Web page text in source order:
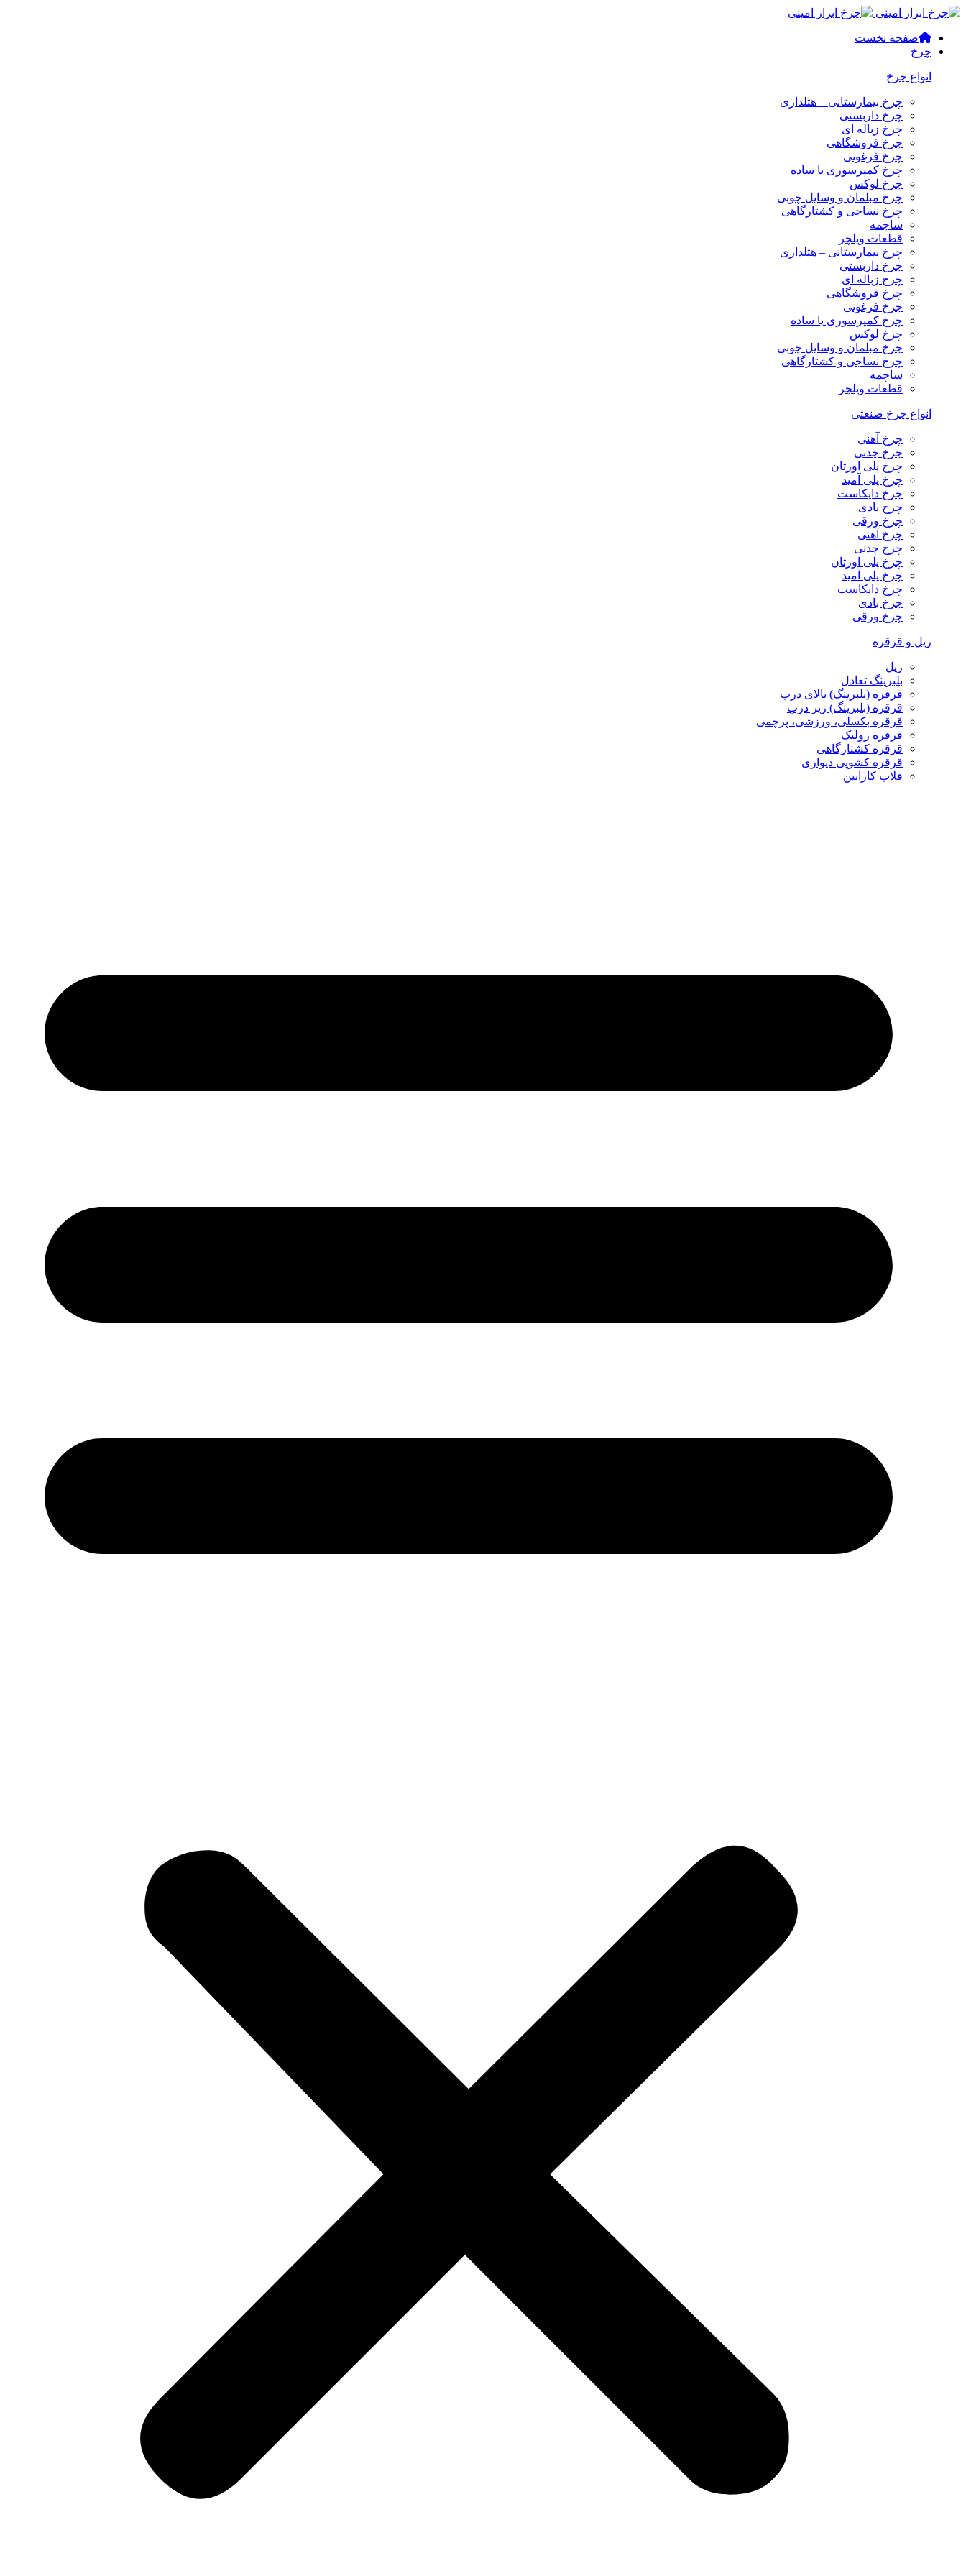
صفحه نخست
چرخ
انواع چرخ
چرخ بیمارستانی – هتلداری
چرخ داربستی
چرخ زباله ای
چرخ فروشگاهی
چرخ فرغونی
چرخ کمپرسوری یا ساده
چرخ لوکس
چرخ مبلمان و وسایل چوبی
چرخ نساجی و کشتارگاهی
ساچمه
قطعات ویلچر
چرخ بیمارستانی – هتلداری
چرخ داربستی
چرخ زباله ای
چرخ فروشگاهی
چرخ فرغونی
چرخ کمپرسوری یا ساده
چرخ لوکس
چرخ مبلمان و وسایل چوبی
چرخ نساجی و کشتارگاهی
ساچمه
قطعات ویلچر
انواع چرخ صنعتی
چرخ آهنی
چرخ چدنی
چرخ پلی اورتان
چرخ پلی آمید
چرخ دایکاست
چرخ بادی
چرخ ورقی
چرخ آهنی
چرخ چدنی
چرخ پلی اورتان
چرخ پلی آمید
چرخ دایکاست
چرخ بادی
چرخ ورقی
ریل و قرقره
ریل
بلبرینگ تعادل
قرقره (بلبرینگ) بالای درب
قرقره (بلبرینگ) زیر درب
قرقره بکسلی، ورزشی، پرچمی
قرقره رولیک
قرقره کشتارگاهی
قرقره کشویی دیواری
قلاب کارابین